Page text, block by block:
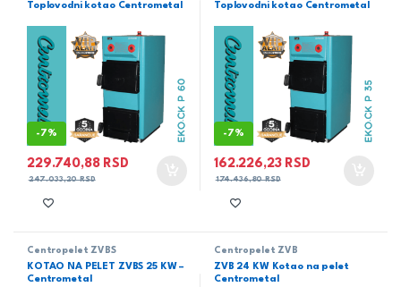
Toplovodni kotao Centrometal
-7%
229.740,88 RSD
247.033,20RSD
Toplovodni kotao Centrometal
-7%
162.226,23 RSD
174.436,80RSD
Centropelet ZVBS
KOTAO NA PELET ZVBS 25 KW –
Centrometal
Centropelet ZVB
ZVB 24 KW Kotao na pelet
Centrometal